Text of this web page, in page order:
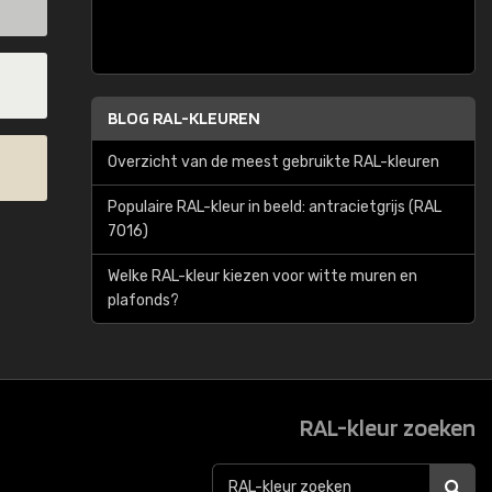
BLOG RAL-KLEUREN
Overzicht van de meest gebruikte RAL-kleuren
Populaire RAL-kleur in beeld: antracietgrijs (RAL
7016)
Welke RAL-kleur kiezen voor witte muren en
plafonds?
RAL-kleur zoeken